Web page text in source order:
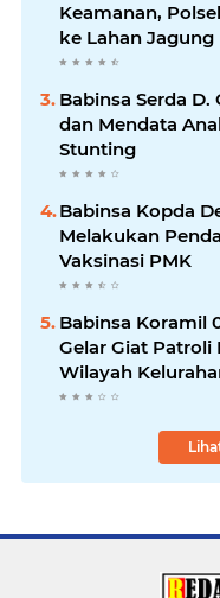
Keamanan,
ke Lahan Jagung
Ketahanan Pangan
Babinsa Serda
dan Mendata
Stunting
Babinsa Kopda
Melakukan
Vaksinasi PMK
Babinsa Koramil
Gelar Giat Patroli
Wilayah
Belutu